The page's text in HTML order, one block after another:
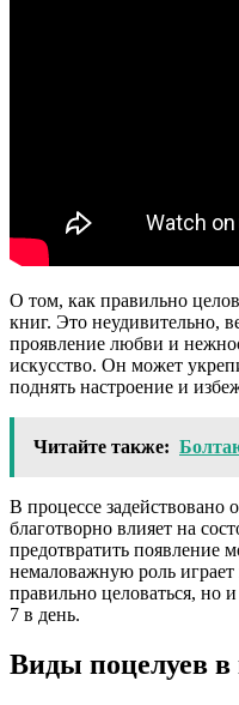
О том, как правильно
книг. Это неудивительно,
проявление любви и
искусство. Он может
поднять настроение и
Читайте также:
В процессе
благотворно влияет на
предотвратить появление
немаловажную роль играет
правильно целоваться, но
7 в день.
Виды поцелуев в